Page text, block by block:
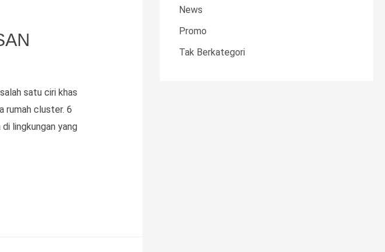
satu ciri khas
rumah cluster. 6
lingkungan yang
News
Promo
Tak Berkategori